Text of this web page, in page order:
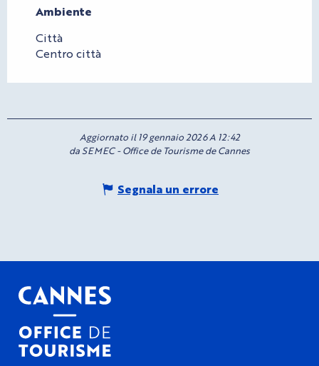
Ambiente
Ambiente
Città
Centro città
Aggiornato il 19 gennaio 2026 A 12:42
da SEMEC - Office de Tourisme de Cannes
Segnala un errore